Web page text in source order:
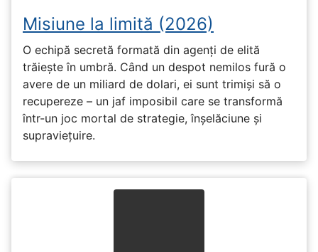
Misiune la limită (2026)
O echipă secretă formată din agenți de elită
trăiește în umbră. Când un despot nemilos fură o
avere de un miliard de dolari, ei sunt trimiși să o
recupereze – un jaf imposibil care se transformă
într-un joc mortal de strategie, înșelăciune și
supraviețuire.